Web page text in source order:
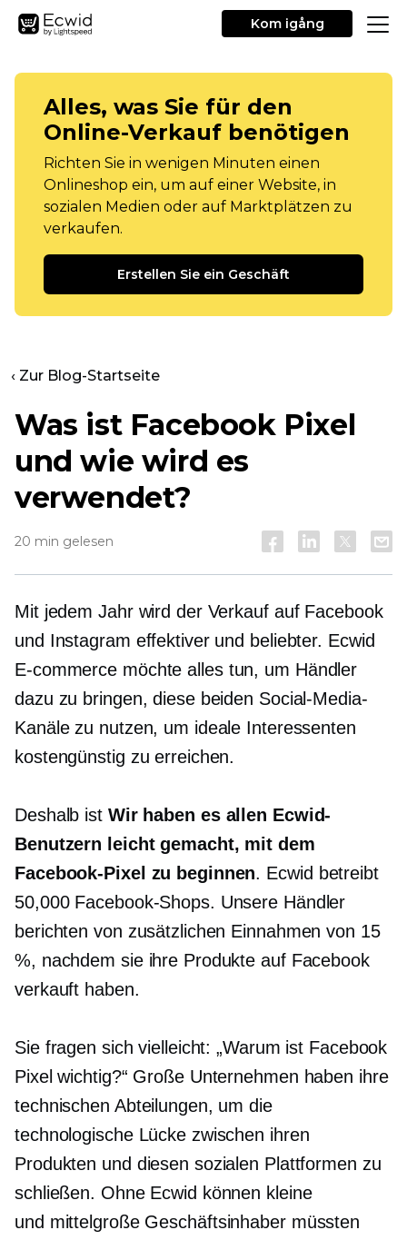
Kom igång
Alles, was Sie für den
Online-Verkauf benötigen
Richten Sie in wenigen Minuten einen
Onlineshop ein, um auf einer Website, in
sozialen Medien oder auf Marktplätzen zu
verkaufen.
Erstellen Sie ein Geschäft
‹ Zur Blog-Startseite
Was ist Facebook Pixel
und wie wird es
verwendet?
20 min gelesen
Mit jedem Jahr wird der Verkauf auf Facebook
und Instagram effektiver und beliebter. Ecwid
E-commerce möchte alles tun, um Händler
dazu zu bringen, diese beiden Social-Media-
Kanäle zu nutzen, um ideale Interessenten
kostengünstig zu erreichen.
Deshalb ist Wir haben es allen Ecwid-
Benutzern leicht gemacht, mit dem
Facebook-Pixel zu beginnen. Ecwid betreibt
50,000 Facebook-Shops. Unsere Händler
berichten von zusätzlichen Einnahmen von 15
%, nachdem sie ihre Produkte auf Facebook
verkauft haben.
Sie fragen sich vielleicht: „Warum ist Facebook
Pixel wichtig?“ Große Unternehmen haben ihre
technischen Abteilungen, um die
technologische Lücke zwischen ihren
Produkten und diesen sozialen Plattformen zu
schließen. Ohne Ecwid können kleine
und mittelgroßeGeschäftsinhaber müssten